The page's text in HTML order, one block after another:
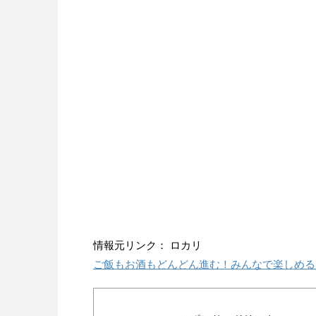
情報元リンク： ロカリ
ご飯もお酒もどんどん進む！みんなで楽しめ